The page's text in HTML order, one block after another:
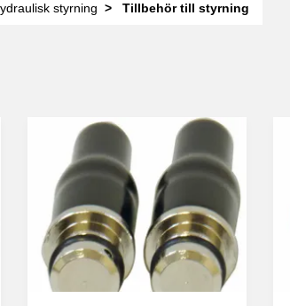
styrning Tillbehör till styrning